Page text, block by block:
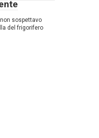
sospettavo
del frigorifero